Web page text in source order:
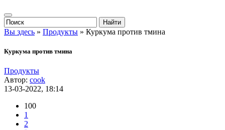
Вы здесь » Продукты » Куркума против тмина
Куркума против тмина
Продукты
Автор: cook
13-03-2022, 18:14
100
1
2